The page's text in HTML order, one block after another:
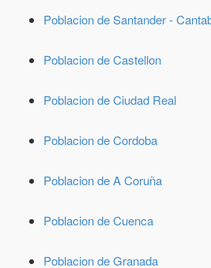
Poblacion de Santander -
Poblacion de Castellon
Poblacion de Ciudad Real
Poblacion de Cordoba
Poblacion de A Coruña
Poblacion de Cuenca
Poblacion de Granada